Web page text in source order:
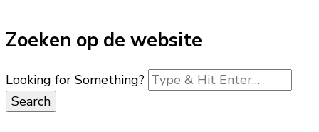
Zoeken op de website
Looking for Something?